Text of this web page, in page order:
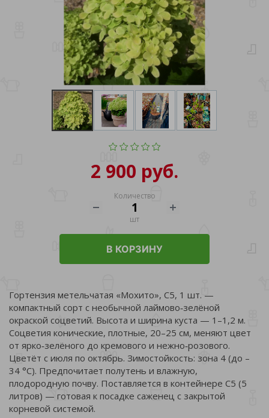
2 900 руб.
Количество
шт
В КОРЗИНУ
Гортензия метельчатая «Мохито», С5, 1 шт. —
компактный сорт с необычной лаймово‑зелёной
окраской соцветий. Высота и ширина куста — 1–1,2 м.
Соцветия конические, плотные, 20–25 см, меняют цвет
от ярко‑зелёного до кремового и нежно‑розового.
Цветёт с июля по октябрь. Зимостойкость: зона 4 (до –
34 °C). Предпочитает полутень и влажную,
плодородную почву. Поставляется в контейнере С5 (5
литров) — готовая к посадке саженец с закрытой
корневой системой.